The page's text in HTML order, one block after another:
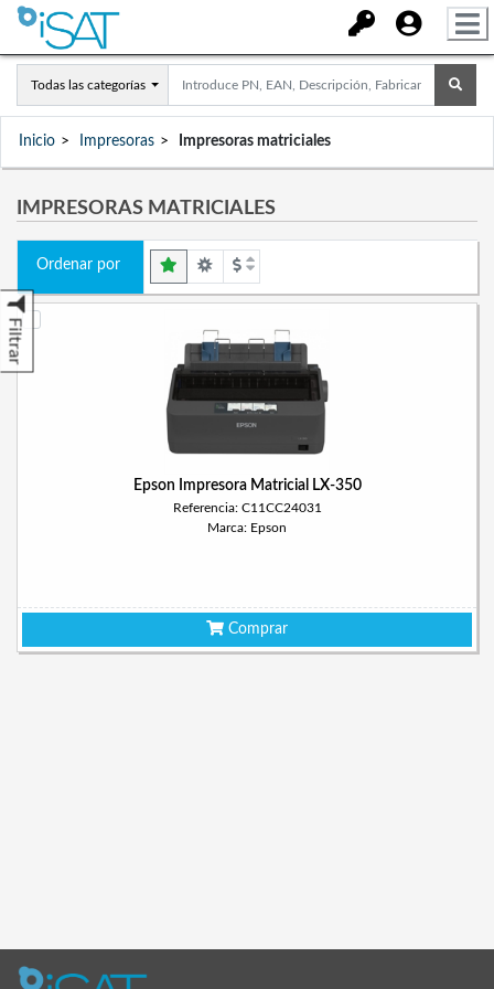
Todas las categorías
Inicio Impresoras Impresoras matriciales
IMPRESORAS MATRICIALES
Filtrar
Ordenar por
Epson Impresora Matricial LX-350
Referencia: C11CC24031
Marca: Epson
Comprar